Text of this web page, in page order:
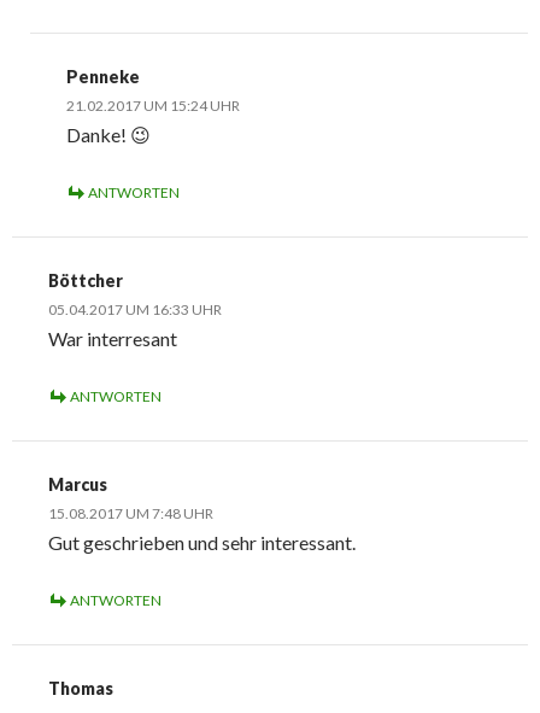
Penneke
21.02.2017 UM 15:24 UHR
Danke! 😉
ANTWORTEN
Böttcher
05.04.2017 UM 16:33 UHR
War interresant
ANTWORTEN
Marcus
15.08.2017 UM 7:48 UHR
Gut geschrieben und sehr interessant.
ANTWORTEN
Thomas